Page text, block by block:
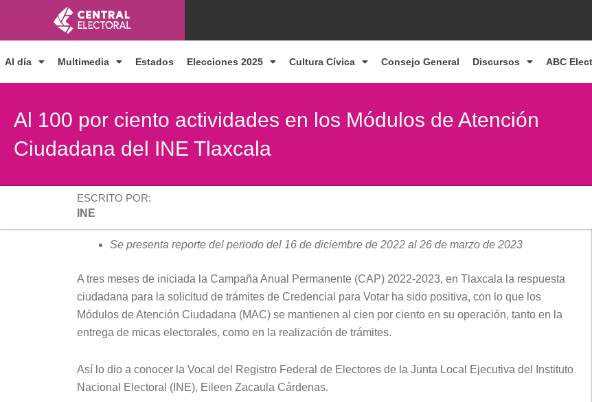
contenido
Al día Multimedia Estados Elecciones 2025 Cultura Cívica Consejo General Discursos ABC
Al 100 por ciento actividades en los Módulos de Atención
Ciudadana del INE Tlaxcala
ESCRITO POR:
INE
Se presenta reporte del periodo del 16 de diciembre de 2022 al 26 de marzo de 2023
A tres meses de iniciada la Campaña Anual Permanente (CAP) 2022-2023, en Tlaxcala la respuesta
ciudadana para la solicitud de trámites de Credencial para Votar ha sido positiva, con lo que los
Módulos de Atención Ciudadana (MAC) se mantienen al cien por ciento en su operación, tanto en la
entrega de micas electorales, como en la realización de trámites.
Así lo dio a conocer la Vocal del Registro Federal de Electores de la Junta Local Ejecutiva del Instituto
Nacional Electoral (INE), Eileen Zacaula Cárdenas.